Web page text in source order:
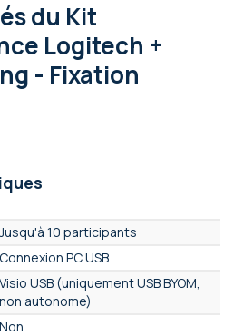
du Kit
Logitech +
- Fixation
Jusqu'à 10 participants
Connexion PC USB
Visio USB (uniquement USB BYOM,
non autonome)
Non